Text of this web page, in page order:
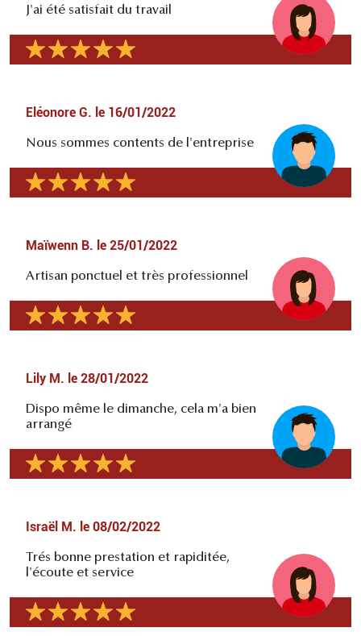
J'ai été satisfait du travail
Eléonore G. le 16/01/2022
Nous sommes contents de l'entreprise
Maïwenn B. le 25/01/2022
Artisan ponctuel et très professionnel
Lily M. le 28/01/2022
Dispo même le dimanche, cela m'a bien
arrangé
Israël M. le 08/02/2022
Trés bonne prestation et rapiditée,
l'écoute et service